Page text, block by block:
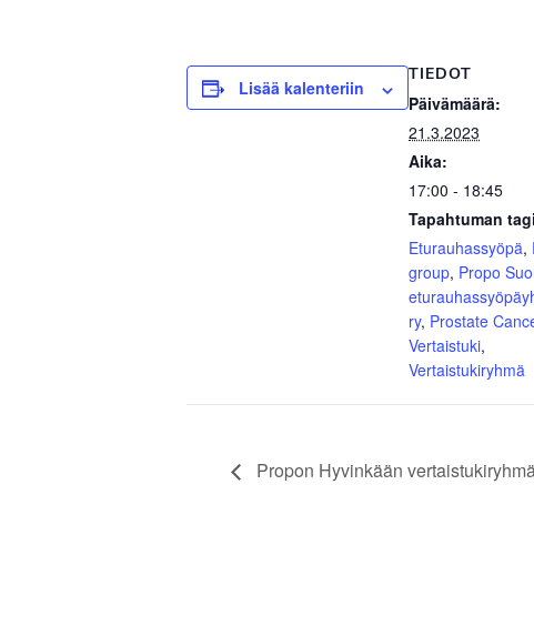
Lisää kalenteriin
TIEDOT
Päivämäärä:
21.3.2023
Aika:
17:00 - 18:45
Tapahtuman
Eturauhassyöpä,
group, Propo
ry, Prostate
Vertaistuki,
Vertaistukiryhmä
Propon Hyvinkään